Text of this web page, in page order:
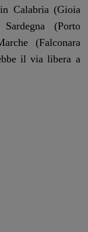
Calabria (Gioia
(Porto
(Falconara
il via libera a